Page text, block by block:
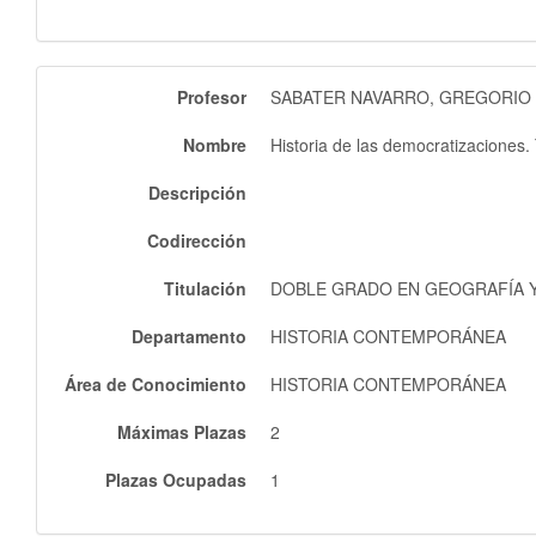
Profesor
SABATER NAVARRO, GREGORIO
Nombre
Historia de las
Descripción
Codirección
Titulación
DOBLE GRADO EN GEOGRAFÍA
Departamento
HISTORIA CONTEMPORÁNEA
Área de Conocimiento
HISTORIA CONTEMPORÁNEA
Máximas Plazas
2
Plazas Ocupadas
1